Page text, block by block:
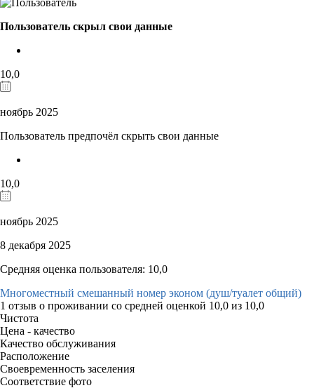
Пользователь скрыл свои данные
10,0
ноябрь 2025
Пользователь предпочёл скрыть свои данные
10,0
ноябрь 2025
8 декабря 2025
Средняя оценка пользователя: 10,0
Многоместный смешанный номер эконом (душ/туалет общий)
1 отзыв о проживании со средней оценкой 10,0 из 10,0
Чистота
Цена - качество
Качество обслуживания
Расположение
Своевременность заселения
Соответствие фото